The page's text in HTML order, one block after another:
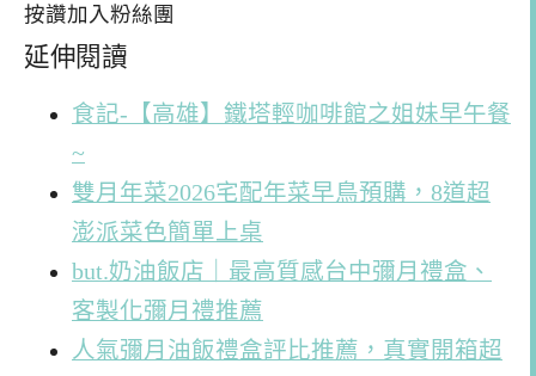
按讚加入粉絲團
延伸閱讀
食記-【高雄】鐵塔輕咖啡館之姐妹早午餐
~
雙月年菜2026宅配年菜早鳥預購，8道超
澎派菜色簡單上桌
but.奶油飯店｜最高質感台中彌月禮盒、
客製化彌月禮推薦
人氣彌月油飯禮盒評比推薦，真實開箱超